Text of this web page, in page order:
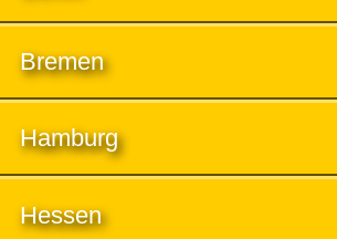
Bremen
Hamburg
Hessen